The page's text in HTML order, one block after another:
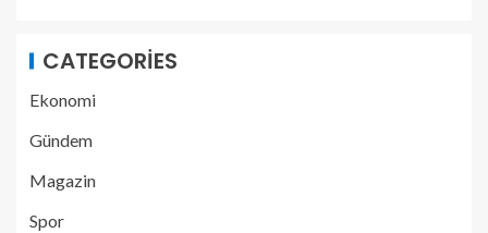
CATEGORIES
Ekonomi
Gündem
Magazin
Spor